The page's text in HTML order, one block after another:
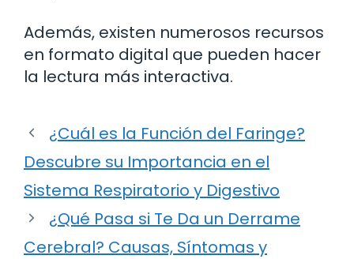
Además, existen numerosos recursos
en formato digital que pueden hacer
la lectura más interactiva.
¿Cuál es la Función del Faringe?
Descubre su Importancia en el
Sistema Respiratorio y Digestivo
¿Qué Pasa si Te Da un Derrame
Cerebral? Causas, Síntomas y